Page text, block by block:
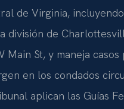
de Virginia, incluyendo
división de
Main St, y maneja casos
en los condados
aplican las Guías